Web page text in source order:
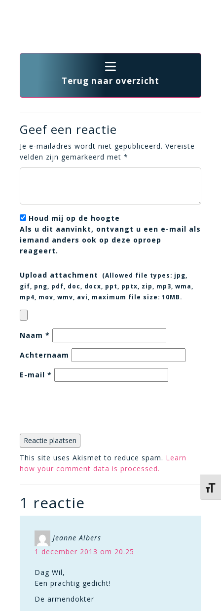
Terug naar overzicht
Geef een reactie
Je e-mailadres wordt niet gepubliceerd. Vereiste
velden zijn gemarkeerd met *
Houd mij op de hoogte
Als u dit aanvinkt, ontvangt u een e-mail als
iemand anders ook op deze oproep
reageert.
Upload attachment (Allowed file types: jpg,
gif, png, pdf, doc, docx, ppt, pptx, zip, mp3, wma,
mp4, mov, wmv, avi
, maximum file size: 10MB.
Naam *
Achternaam
E-mail *
This site uses Akismet to reduce spam. Learn
how your comment data is processed.
1 reactie
Jeanne Albers
1 december 2013 om 20.25
Dag Wil,
Een prachtig gedicht!
De armendokter